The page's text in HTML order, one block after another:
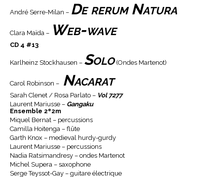
André Serre-Milan – De rerum Natura
Clara Maïda – Web-wave
CD 4 #13
Karlheinz Stockhausen – Solo(Ondes Martenot)
Carol Robinson – Nacarat
Sarah Clenet / Rosa Parlato – Vol 7277
Laurent Mariusse – Gangaku
Ensemble 2e2m
Miquel Bernat – percussions
Camilla Hoitenga – flûte
Garth Knox – medieval hurdy-gurdy
Laurent Mariusse – percussions
Nadia Ratsimandresy – ondes Martenot
Michel Supera – saxophone
Serge Teyssot-Gay – guitare électrique